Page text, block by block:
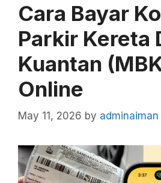
Cara Bayar
Parkir Kereta
Kuantan
Online
May 11, 2026 by adminaiman